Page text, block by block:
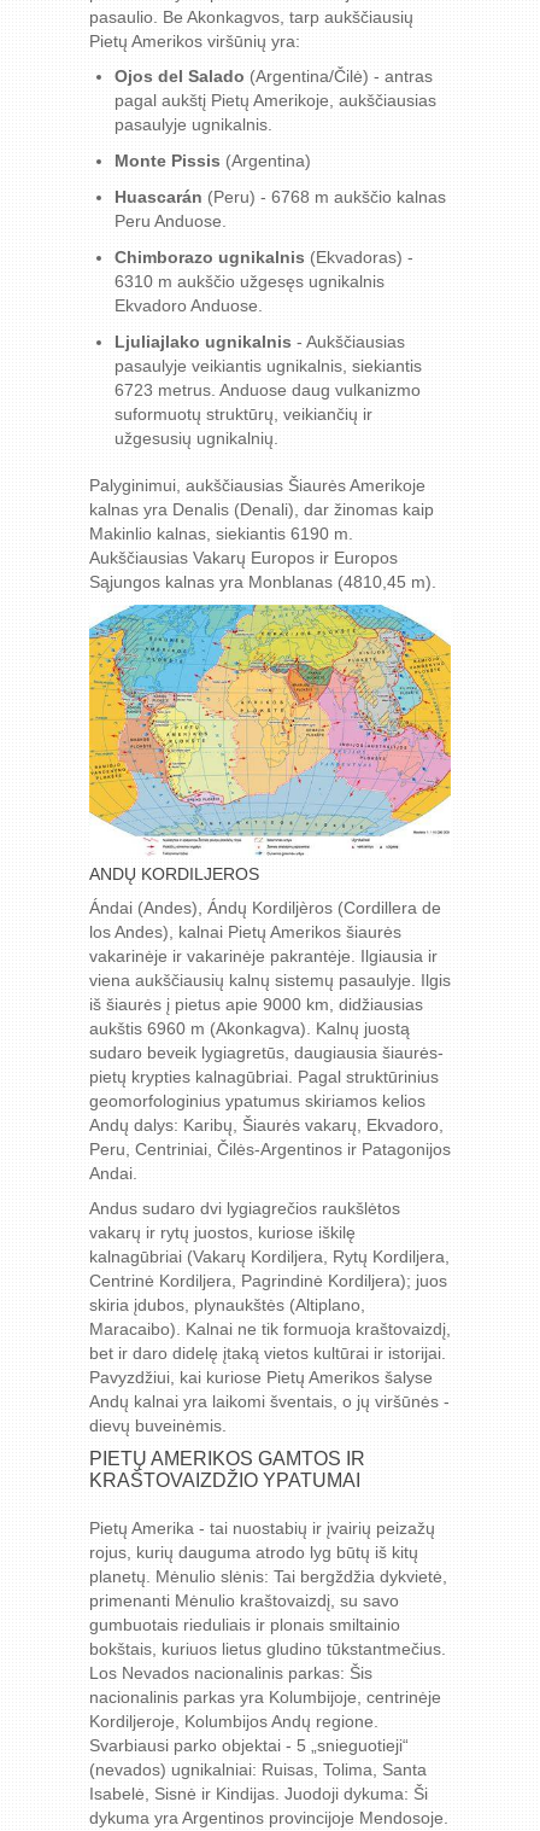
pasaulio. Be Akonkagvos, tarp aukščiausių
Pietų Amerikos viršūnių yra:
Ojos del Salado (Argentina/Čilė) - antras
pagal aukštį Pietų Amerikoje, aukščiausias
pasaulyje ugnikalnis.
Monte Pissis (Argentina)
Huascarán (Peru) - 6768 m aukščio kalnas
Peru Anduose.
Chimborazo ugnikalnis (Ekvadoras) -
6310 m aukščio užgesęs ugnikalnis
Ekvadoro Anduose.
Ljuliajlako ugnikalnis - Aukščiausias
pasaulyje veikiantis ugnikalnis, siekiantis
6723 metrus. Anduose daug vulkanizmo
suformuotų struktūrų, veikiančių ir
užgesusių ugnikalnių.
Palyginimui, aukščiausias Šiaurės Amerikoje
kalnas yra Denalis (Denali), dar žinomas kaip
Makinlio kalnas, siekiantis 6190 m.
Aukščiausias Vakarų Europos ir Europos
Sąjungos kalnas yra Monblanas (4810,45 m).
ANDŲ KORDILJEROS
Ándai (Andes), Ándų Kordiljèros (Cordillera de
los Andes), kalnai Pietų Amerikos šiaurės
vakarinėje ir vakarinėje pakrantėje. Ilgiausia ir
viena aukščiausių kalnų sistemų pasaulyje. Ilgis
iš šiaurės į pietus apie 9000 km, didžiausias
aukštis 6960 m (Akonkagva). Kalnų juostą
sudaro beveik lygiagretūs, daugiausia šiaurės-
pietų krypties kalnagūbriai. Pagal struktūrinius
geomorfologinius ypatumus skiriamos kelios
Andų dalys: Karibų, Šiaurės vakarų, Ekvadoro,
Peru, Centriniai, Čilės-Argentinos ir Patagonijos
Andai.
Andus sudaro dvi lygiagrečios raukšlėtos
vakarų ir rytų juostos, kuriose iškilę
kalnagūbriai (Vakarų Kordiljera, Rytų Kordiljera,
Centrinė Kordiljera, Pagrindinė Kordiljera); juos
skiria įdubos, plynaukštės (Altiplano,
Maracaibo). Kalnai ne tik formuoja kraštovaizdį,
bet ir daro didelę įtaką vietos kultūrai ir istorijai.
Pavyzdžiui, kai kuriose Pietų Amerikos šalyse
Andų kalnai yra laikomi šventais, o jų viršūnės -
dievų buveinėmis.
PIETŲ AMERIKOS GAMTOS IR
KRAŠTOVAIZDŽIO YPATUMAI
Pietų Amerika - tai nuostabių ir įvairių peizažų
rojus, kurių dauguma atrodo lyg būtų iš kitų
planetų. Mėnulio slėnis: Tai bergždžia dykvietė,
primenanti Mėnulio kraštovaizdį, su savo
gumbuotais rieduliais ir plonais smiltainio
bokštais, kuriuos lietus gludino tūkstantmečius.
Los Nevados nacionalinis parkas: Šis
nacionalinis parkas yra Kolumbijoje, centrinėje
Kordiljeroje, Kolumbijos Andų regione.
Svarbiausi parko objektai - 5 „snieguotieji“
(nevados) ugnikalniai: Ruisas, Tolima, Santa
Isabelė, Sisnė ir Kindijas. Juodoji dykuma: Ši
dykuma yra Argentinos provincijoje Mendosoje.